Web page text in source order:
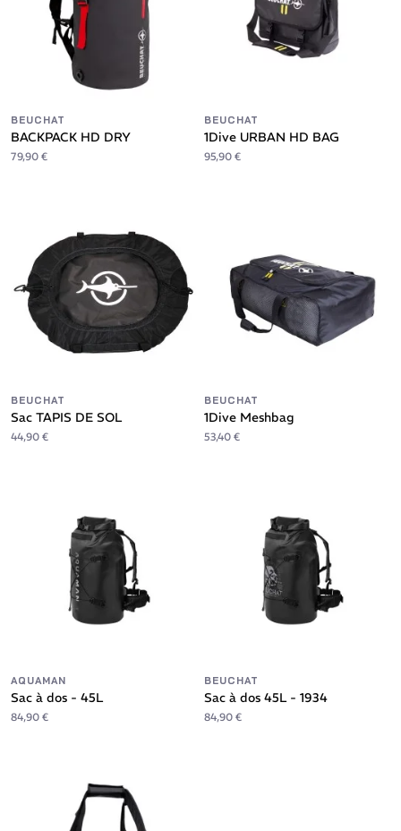
BEUCHAT
BACKPACK HD DRY
79,90 €
BEUCHAT
1Dive URBAN HD BAG
95,90 €
BEUCHAT
Sac TAPIS DE SOL
44,90 €
BEUCHAT
1Dive Meshbag
53,40 €
AQUAMAN
Sac à dos - 45L
84,90 €
BEUCHAT
Sac à dos 45L - 1934
84,90 €